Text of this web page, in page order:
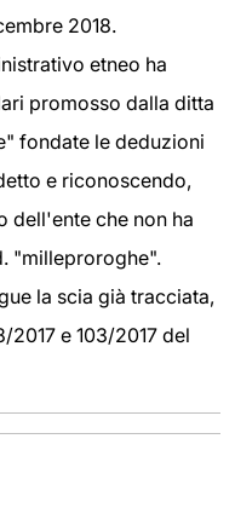
2018.
etneo ha
promosso dalla ditta
fondate le deduzioni
e riconoscendo,
dell'ente che non ha
"milleproroghe".
la scia già tracciata,
e 103/2017 del